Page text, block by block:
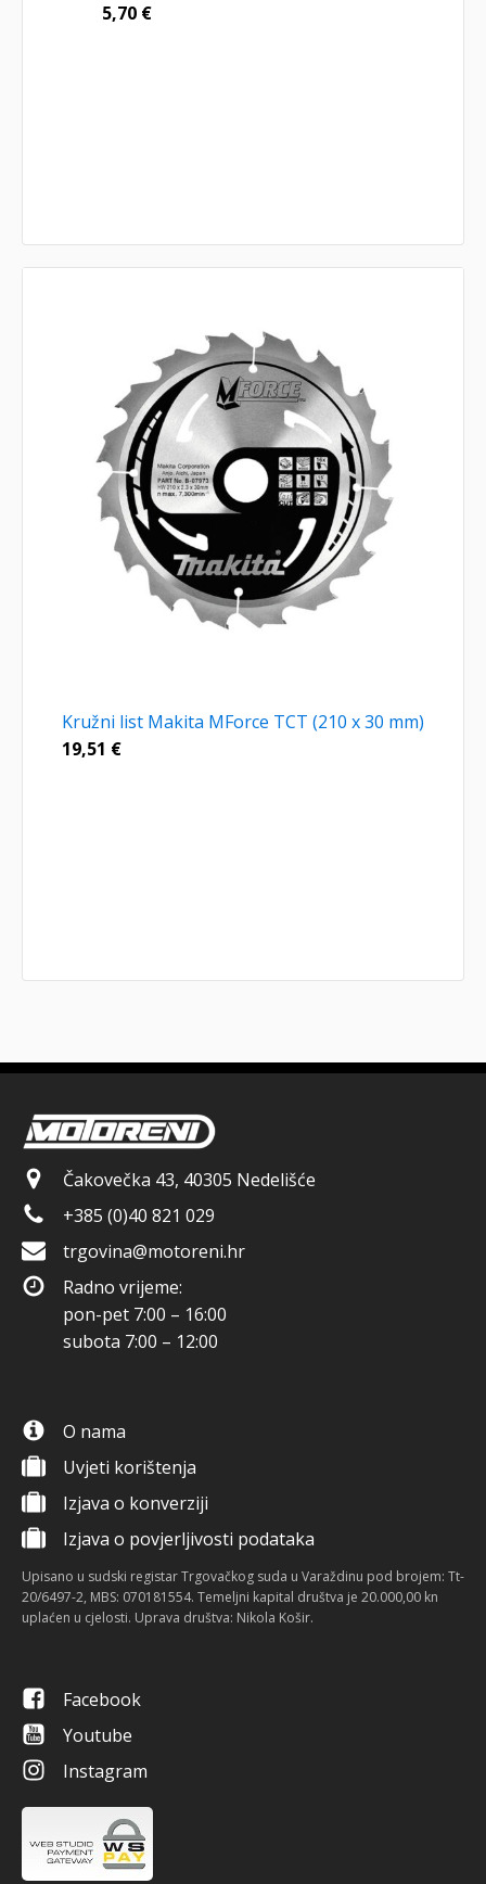
5,70 €
Kružni list Makita MForce TCT (210 x 30 mm)
19,51 €
Čakovečka 43, 40305 Nedelišće
+385 (0)40 821 029
trgovina@motoreni.hr
Radno vrijeme:
pon-pet 7:00 – 16:00
subota 7:00 – 12:00
O nama
Uvjeti korištenja
Izjava o konverziji
Izjava o povjerljivosti podataka
Upisano u sudski registar Trgovačkog suda u Varaždinu pod brojem: Tt-
20/6497-2, MBS: 070181554. Temeljni kapital društva je 20.000,00 kn
uplaćen u cjelosti. Uprava društva: Nikola Košir.
Facebook
Youtube
Instagram